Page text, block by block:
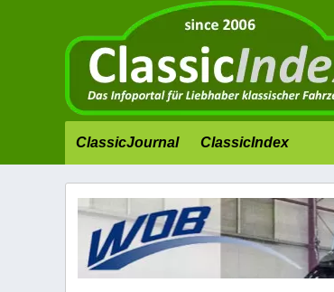
ClassicJournal ClassicIndex